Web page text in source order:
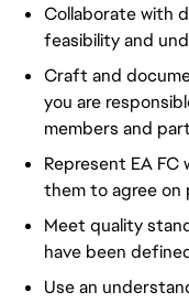
Collaborate with
feasibility and
Craft and
you are
members and
Represent EA
them to agree on
Meet quality
have been
Use an